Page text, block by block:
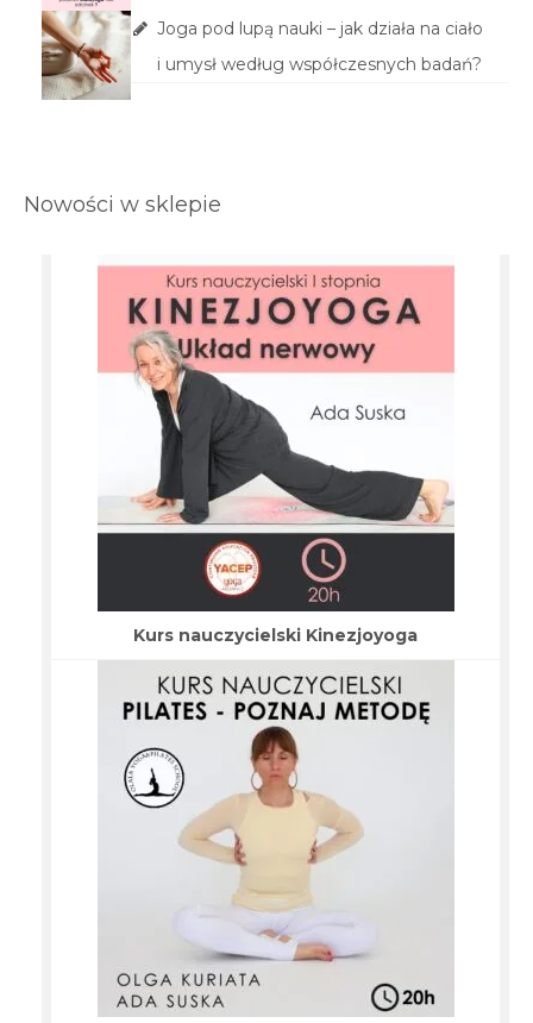
Joga pod lupą nauki – jak działa na ciało
i umysł według współczesnych badań?
Nowości w sklepie
Kurs nauczycielski Kinezjoyoga